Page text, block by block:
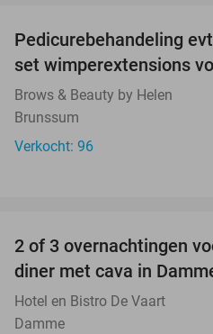
Pedicurebehandeling
set wimperextensions
Brows & Beauty by Helen
Brunssum
Verkocht: 96
2 of 3 overnachtingen
diner met cava in
Hotel en Bistro De Vaart
Damme